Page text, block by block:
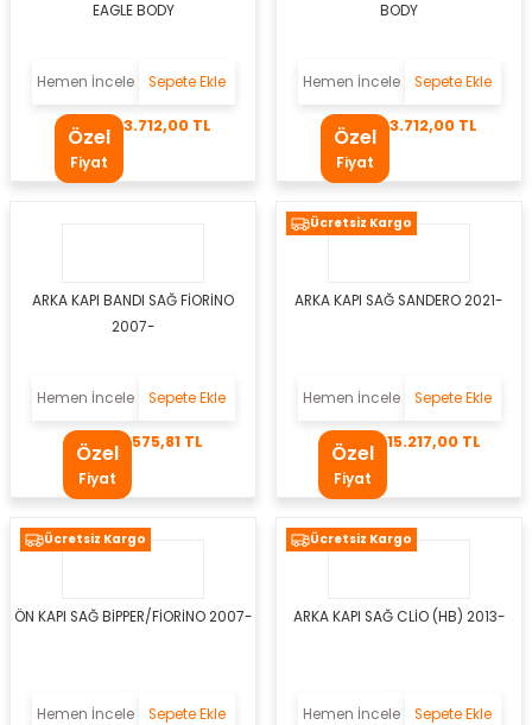
EAGLE BODY
Hemen İncele Sepete Ekle
Özel
Fiyat
3.712,00 TL
BODY
Hemen İncele Sepete Ekle
Özel
Fiyat
3.712,00 TL
ARKA KAPI BANDI SAĞ FİORİNO
2007-
Hemen İncele Sepete Ekle
Özel
Fiyat
575,81 TL
Ücretsiz Kargo
ARKA KAPI SAĞ SANDERO 2021-
Hemen İncele Sepete Ekle
Özel
Fiyat
15.217,00 TL
Ücretsiz Kargo
ÖN KAPI SAĞ BİPPER/FİORİNO 2007-
Hemen İncele Sepete Ekle
Ücretsiz Kargo
ARKA KAPI SAĞ CLİO (HB) 2013-
Hemen İncele Sepete Ekle